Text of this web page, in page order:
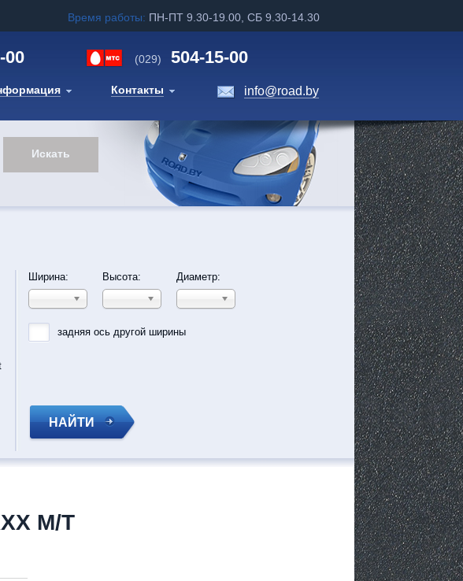
Время работы: ПН-ПТ 9.30-19.00, СБ 9.30-14.30
00 (029) 504-15-00
Контакты info@road.by
Ширина: Высота: Диаметр:
задняя ось другой ширины
НАЙТИ
M/T